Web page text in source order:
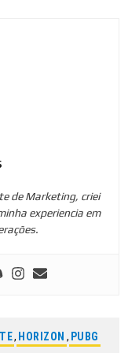
de Marketing, criei
experiencia em
, HORIZON , PUBG